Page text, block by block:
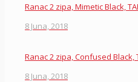
Ranac 2 zipa, Mimetic Black,
8 Juna, 2018
Ranac 2 zipa, Confused Black,
8 Juna, 2018